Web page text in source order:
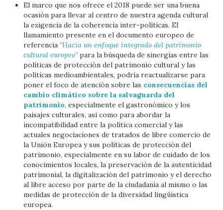
El marco que nos ofrece el 2018 puede ser una buena
ocasión para llevar al centro de nuestra agenda cultural
la exigencia de la coherencia inter-políticas. El
llamamiento presente en el documento europeo de
referencia “Hacia un enfoque integrado del patrimonio
cultural europeo” para la búsqueda de sinergias entre las
políticas de protección del patrimonio cultural y las
políticas medioambientales, podría reactualizarse para
poner el foco de atención sobre las consecuencias del
cambio climático sobre la salvaguarda del
patrimonio, especialmente el gastronómico y los
paisajes culturales, así como para abordar la
incompatibilidad entre la política comercial y las
actuales negociaciones de tratados de libre comercio de
la Unión Europea y sus políticas de protección del
patrimonio, especialmente en su labor de cuidado de los
conocimientos locales, la preservación de la autenticidad
patrimonial, la digitalización del patrimonio y el derecho
al libre acceso por parte de la ciudadanía al mismo o las
medidas de protección de la diversidad lingüística
europea.